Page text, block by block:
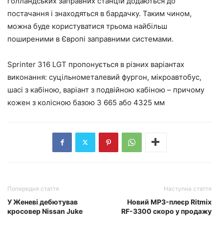
постачання і знаходяться в бардачку. Таким чином,
можна буде користуватися трьома найбільш
поширеними в Європі заправними системами.
Sprinter 316 LGT пропонується в різних варіантах
виконання: суцільнометалевий фургон, мікроавтобус,
шасі з кабіною, варіант з подвійною кабіною – причому
кожен з колісною базою 3 665 або 4325 мм
Попередня стаття
У Женеві дебютував
кросовер Nissan Juke
Наступна стаття
Новий MP3-плеєр Ritmix
RF-3300 скоро у продажу